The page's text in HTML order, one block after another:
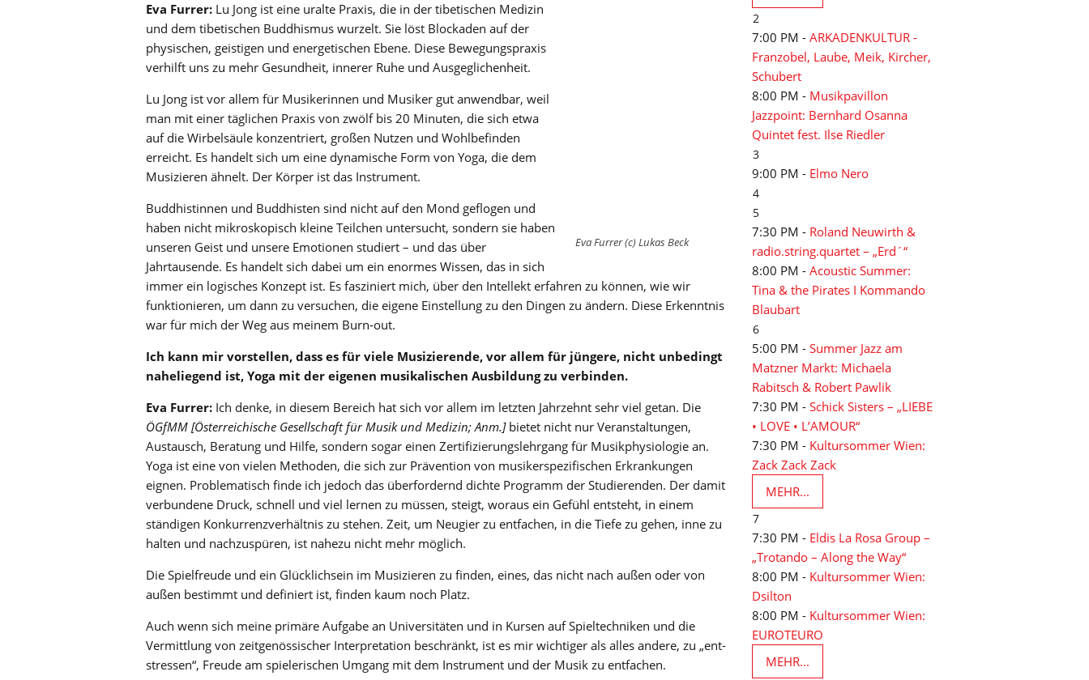
Eva Furrer (c) Lukas Beck
Eva Furrer: Lu Jong ist eine uralte Praxis, die in der tibetischen Medizin
und dem tibetischen Buddhismus wurzelt. Sie löst Blockaden auf der
physischen, geistigen und energetischen Ebene. Diese Bewegungspraxis
verhilft uns zu mehr Gesundheit, innerer Ruhe und Ausgeglichenheit.
Lu Jong ist vor allem für Musikerinnen und Musiker gut anwendbar, weil
man mit einer täglichen Praxis von zwölf bis 20 Minuten, die sich etwa
auf die Wirbelsäule konzentriert, großen Nutzen und Wohlbefinden
erreicht. Es handelt sich um eine dynamische Form von Yoga, die dem
Musizieren ähnelt. Der Körper ist das Instrument.
Buddhistinnen und Buddhisten sind nicht auf den Mond geflogen und
haben nicht mikroskopisch kleine Teilchen untersucht, sondern sie haben
unseren Geist und unsere Emotionen studiert – und das über
Jahrtausende. Es handelt sich dabei um ein enormes Wissen, das in sich
immer ein logisches Konzept ist. Es fasziniert mich, über den Intellekt erfahren zu können, wie wir
funktionieren, um dann zu versuchen, die eigene Einstellung zu den Dingen zu ändern. Diese Erkenntnis
war für mich der Weg aus meinem Burn-out.
Ich kann mir vorstellen, dass es für viele Musizierende, vor allem für jüngere, nicht unbedingt
naheliegend ist, Yoga mit der eigenen musikalischen Ausbildung zu verbinden.
Eva Furrer: Ich denke, in diesem Bereich hat sich vor allem im letzten Jahrzehnt sehr viel getan. Die
ÖGfMM [Österreichische Gesellschaft für Musik und Medizin; Anm.]bietet nicht nur Veranstaltungen,
Austausch, Beratung und Hilfe, sondern sogar einen Zertifizierungslehrgang für Musikphysiologie an.
Yoga ist eine von vielen Methoden, die sich zur Prävention von musikerspezifischen Erkrankungen
eignen. Problematisch finde ich jedoch das überfordernd dichte Programm der Studierenden. Der damit
verbundene Druck, schnell und viel lernen zu müssen, steigt, woraus ein Gefühl entsteht, in einem
ständigen Konkurrenzverhältnis zu stehen. Zeit, um Neugier zu entfachen, in die Tiefe zu gehen, inne zu
halten und nachzuspüren, ist nahezu nicht mehr möglich.
Die Spielfreude und ein Glücklichsein im Musizieren zu finden, eines, das nicht nach außen oder von
außen bestimmt und definiert ist, finden kaum noch Platz.
Auch wenn sich meine primäre Aufgabe an Universitäten und in Kursen auf Spieltechniken und die
Vermittlung von zeitgenössischer Interpretation beschränkt, ist es mir wichtiger als alles andere, zu „ent-
stressen“, Freude am spielerischen Umgang mit dem Instrument und der Musik zu entfachen.
2
7:00 PM - ARKADENKULTUR -
Franzobel, Laube, Meik, Kircher,
Schubert
8:00 PM - Musikpavillon
Jazzpoint: Bernhard Osanna
Quintet fest. Ilse Riedler
3
9:00 PM - Elmo Nero
4
5
7:30 PM - Roland Neuwirth &
radio.string.quartet – „Erd´“
8:00 PM - Acoustic Summer:
Tina & the Pirates I Kommando
Blaubart
6
5:00 PM - Summer Jazz am
Matzner Markt: Michaela
Rabitsch & Robert Pawlik
7:30 PM - Schick Sisters – „LIEBE
• LOVE • L’AMOUR“
7:30 PM - Kultursommer Wien:
Zack Zack Zack
MEHR...
7
7:30 PM - Eldis La Rosa Group –
„Trotando – Along the Way“
8:00 PM - Kultursommer Wien:
Dsilton
8:00 PM - Kultursommer Wien:
EUROTEURO
MEHR...